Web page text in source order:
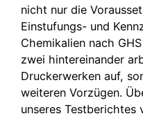
nicht nur die
Einstufungs- und
Chemikalien nach
zwei hintereinander
Druckerwerken auf,
weiteren Vorzügen.
unseres Testberichtes